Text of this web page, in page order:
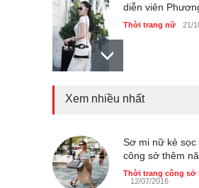
diễn viên
Thời trang nữ 21/
Mẫu áo khoác
Chiếc áo dài
Xem nhiều nhất
Sơ mi nữ kẻ sọc
công sở thêm
Thời trang công sở
12/07/2016